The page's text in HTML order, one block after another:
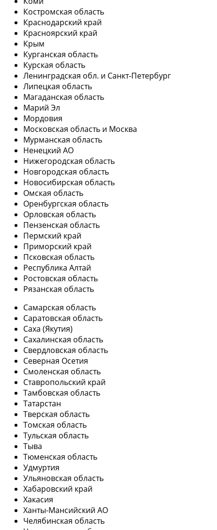
Костромская область
Краснодарский край
Красноярский край
Крым
Курганская область
Курская область
Ленинградская обл. и Санкт-Петербург
Липецкая область
Магаданская область
Марий Эл
Мордовия
Московская область и Москва
Мурманская область
Ненецкий АО
Нижегородская область
Новгородская область
Новосибирская область
Омская область
Оренбургская область
Орловская область
Пензенская область
Пермский край
Приморский край
Псковская область
Республика Алтай
Ростовская область
Рязанская область
Самарская область
Саратовская область
Саха (Якутия)
Сахалинская область
Свердловская область
Северная Осетия
Смоленская область
Ставропольский край
Тамбовская область
Татарстан
Тверская область
Томская область
Тульская область
Тыва
Тюменская область
Удмуртия
Ульяновская область
Хабаровский край
Хакасия
Ханты-Мансийский АО
Челябинская область